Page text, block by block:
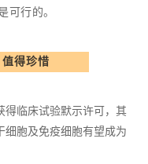
可行的。
得珍惜
得临床试验默示许可，其
细胞及免疫细胞有望成为